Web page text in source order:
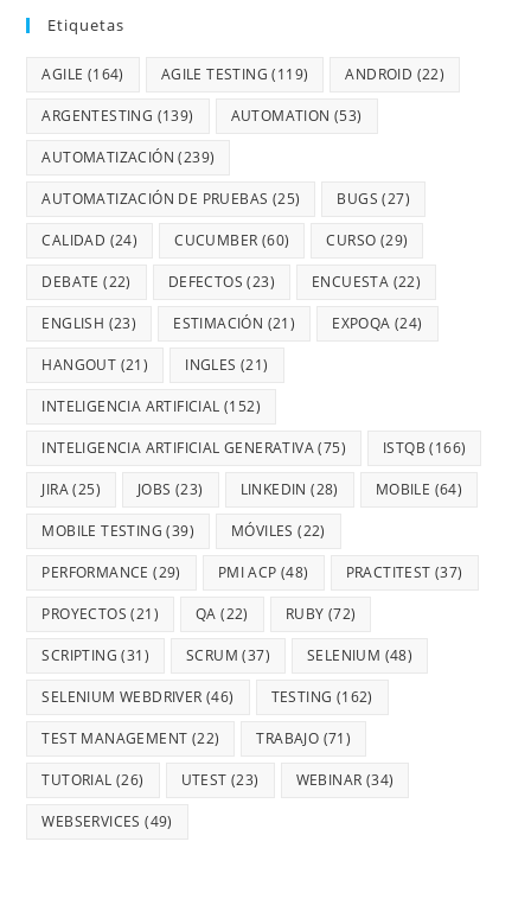
Etiquetas
AGILE (164) AGILE TESTING (119) ANDROID (22)
ARGENTESTING (139) AUTOMATION (53)
AUTOMATIZACIÓN (239)
AUTOMATIZACIÓN DE PRUEBAS (25) BUGS (27)
CALIDAD (24) CUCUMBER (60) CURSO (29)
DEBATE (22) DEFECTOS (23) ENCUESTA (22)
ENGLISH (23) ESTIMACIÓN (21) EXPOQA (24)
HANGOUT (21) INGLES (21)
INTELIGENCIA ARTIFICIAL (152)
INTELIGENCIA ARTIFICIAL GENERATIVA(75) ISTQB (166)
JIRA(25) JOBS (23) LINKEDIN (28) MOBILE (64)
MOBILE TESTING (39) MÓVILES (22)
PERFORMANCE (29) PMI ACP (48) PRACTITEST (37)
PROYECTOS (21) QA (22) RUBY (72)
SCRIPTING (31) SCRUM (37) SELENIUM (48)
SELENIUM WEBDRIVER (46) TESTING (162)
TEST MANAGEMENT (22) TRABAJO (71)
TUTORIAL (26) UTEST (23) WEBINAR (34)
WEBSERVICES (49)